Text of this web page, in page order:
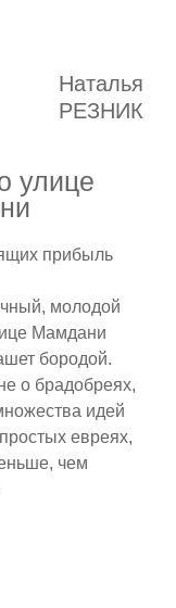
Наталья
РЕЗНИК
улице
прибыль
молодой
Мамдани
бородой.
о брадобреях,
идей
евреях,
чем